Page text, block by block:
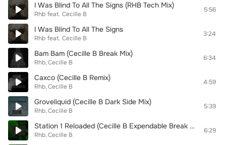
I Was Blind To All The Signs (RHB Tech Mix)
Rhb feat. Cecille B
5:56
I Was Blind To All The Signs
Rhb feat. Cecille B
3:24
Bam Bam (Cecille B Break Mix)
Rhb Cecille B
6:34
Caxco (Cecille B Remix)
Rhb Cecille B
4:59
Groveliquid (Cecille B Dark Side Mix)
Rhb Cecille B
5:39
Station 1 Reloaded (Cecille B Expendable Break Mix)
Rhb Cecille B
6:29